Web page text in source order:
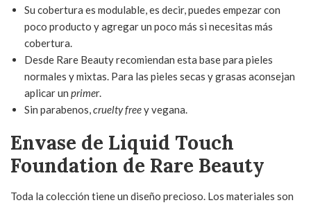
Su cobertura es modulable, es decir, puedes empezar con
poco producto y agregar un poco más si necesitas más
cobertura.
Desde Rare Beauty recomiendan esta base para pieles
normales y mixtas. Para las pieles secas y grasas aconsejan
aplicar un primer.
Sin parabenos, cruelty freey vegana.
Envase de Liquid Touch
Foundation de Rare Beauty
Toda la colección tiene un diseño precioso. Los materiales son